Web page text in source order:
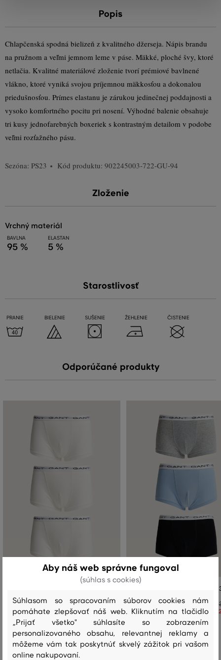
Popis
Chlapčenská spodná bielizeň z kvalitného džerseja. Nápis brandu
na pružnom a veľmi jemnom leme v páse. Mäkké, ploché švy, ktoré
netlačia. Kvalitné materiálové zloženie tvorí prémiové bavlnené
vlákno, ktoré vyniká svojou príjemnou mäkkosťou a dokonalou
priedušnosťou. Prímes elastanu je zárukou jedinečnej poddajnosti a
vysoko komfortného pocitu pri nosení. Výhodné balenie obsahuje
tri kusy jednofarebných boxeriek s kontrastným detailom v podobe
veľmi rozťažného pásu.
Sezóna: PS23 Kód produktu: 902245003-722-GU-94
Zloženie
vrchný materiál
BAVLNA
95 %
ELASTAN
5 %
Starostlivosť
PRANIE BIELENIE SUŠENIE ŽEHLENIE ČISTENIE
Odporúčané produkty
34, 90 €
24,40 €
Dostupné veľkosti:
98/104, 122/128
SPODNÁ BIELIZEŇ GANT TRUNK
Dostupné veľkosti:
92, 98/104
Aby náš web správne fungoval
(súhlas s cookies)
Súhlasom so spracovaním súborov cookies nám
pomáhate zlepšovať náš web. Kliknutím na tlačidlo
„Prijať všetko" súhlasíte so zobrazením
personalizovaného obsahu, relevantnej reklamy a
môžeme vám tak poskytnúť skvelý zážitok pri vašom
online nakupovaní.